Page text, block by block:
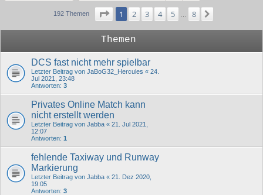
192 Themen Seite von
1 2 3 4 5 8
Themen
DCS fast nicht mehr spielbar
Letzter Beitrag von JaBoG32_Hercules « 24.
Jul 2021, 23:48
Antworten: 3
Privates Online Match kann
nicht erstellt werden
Letzter Beitrag von Jabba « 21. Jul 2021,
12:07
Antworten: 1
fehlende Taxiway und Runway
Markierung
Letzter Beitrag von Jabba « 21. Dez 2020,
19:05
Antworten: 3